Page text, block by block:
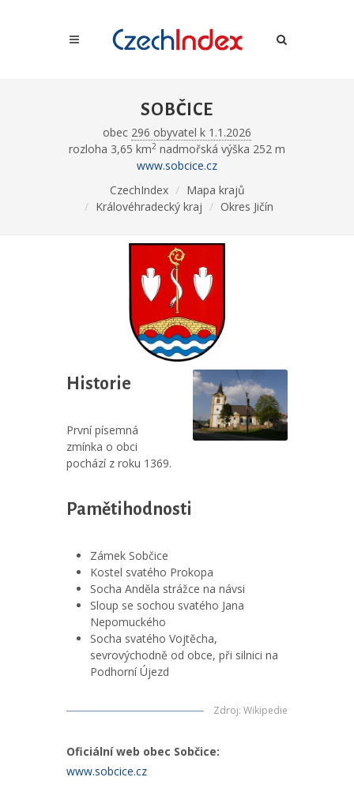
SOBČICE
obec 296 obyvatel k 1.1.2026
rozloha 3,65 km2 nadmořská výška 252 m
www.sobcice.cz
CzechIndex
Mapa krajů
Královéhradecký kraj
Okres Jičín
Historie
První písemná
zmínka o obci
pochází z roku 1369.
Pamětihodnosti
Zámek Sobčice
Kostel svatého Prokopa
Socha Anděla strážce na návsi
Sloup se sochou svatého Jana
Nepomuckého
Socha svatého Vojtěcha,
sevrovýchodně od obce, při silnici na
Podhorní Újezd
Zdroj: Wikipedie
Oficiální web obec Sobčice:
www.sobcice.cz